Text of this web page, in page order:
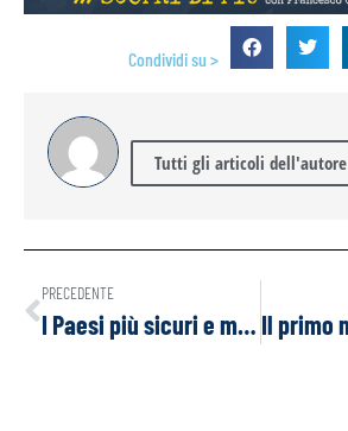
Condividi su >
Tutti gli articoli dell'autore
PRECEDENTE
I Paesi più sicuri e meno sicuri per le donne